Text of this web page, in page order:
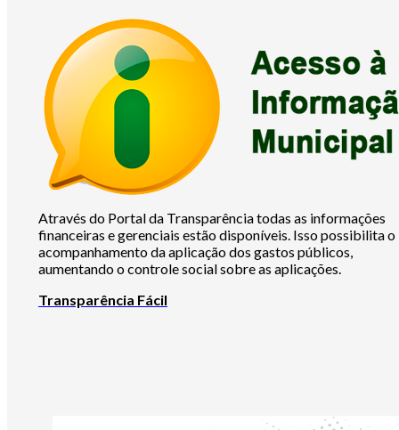
Através do Portal da Transparência todas as informações
financeiras e gerenciais estão disponíveis. Isso possibilita o
acompanhamento da aplicação dos gastos públicos,
aumentando o controle social sobre as aplicações.
Transparência Fácil